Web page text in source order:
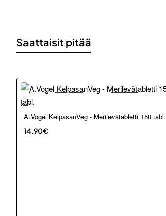
Saattaisit pitää
A.Vogel KelpasanVeg - Merilevätabletti 150 tabl.
14.90€